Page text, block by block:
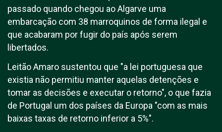
passado quando chegou ao Algarve uma
embarcação com 38 marroquinos de forma ilegal e
que acabaram por fugir do país após serem
libertados.
Leitão Amaro sustentou que "a lei portuguesa que
existia não permitiu manter aquelas detenções e
tomar as decisões e executar o retorno", o que fazia
de Portugal um dos países da Europa "com as mais
baixas taxas de retorno inferior a 5%".